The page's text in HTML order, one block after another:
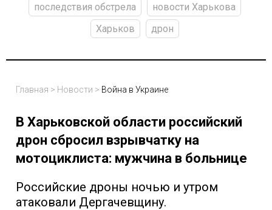
последствия обстрела
новости Харькова
Харьков
дрон
Главная > Новости > Война в Украине
В Харьковской области российский
дрон сбросил взрывчатку на
мотоциклиста: мужчина в больнице
Российские дроны ночью и утром
атаковали Дергачевщину.